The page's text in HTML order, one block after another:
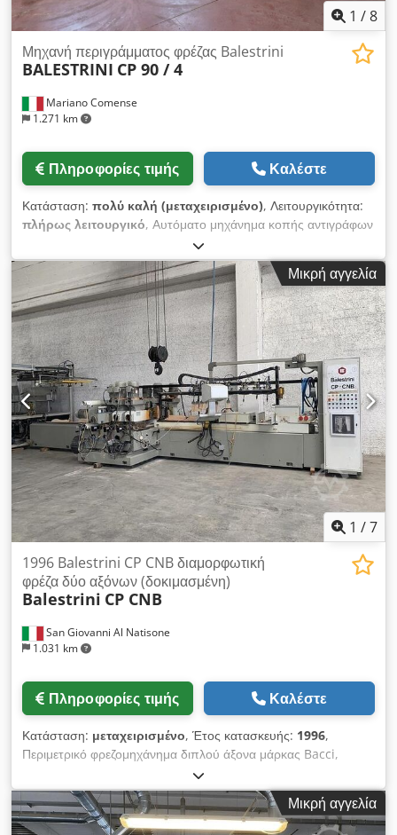
1 /8
Mariano Comense
1.271 km
Μηχανή περιγράμματος φρέζας Balestrini
BALESTRINI CP 90 / 4
Πληροφορίες τιμής Καλέστε
Κατάσταση: πολύ καλή (μεταχειρισμένο), Λειτουργικότητα:
πλήρως λειτουργικό, Αυτόματο μηχάνημα κοπής αντιγράφων
και λείανσης, μοντέλο BALESTRINI CP 90 - 4 Crsdpfxex A Hato
Ab Hof μεταχειρισμένο μηχάνημα κατάσταση λειτουργίας:
εξαιρετική Οδηγία CE: ΝΑΙ με καμπίνα προστασίας από
ατυχήματα όπως φαίνεται στη φωτογραφία Τεχνικά
χαρακτηριστικά: Το μηχάνημα αποτελείται από 4 λειτουργικές
ομάδες: 1+1 φρεζοκεφαλές. Ισχύς κινητήρα 10 HP η κάθε μία
1+1 φρεζοκεφαλές ή λειαντικές κεφαλές. Ισχύς κινητήρα 4,5 / 6
HP η κάθε μία (2 ταχύτητες) Μέγ. πλάτος εργασίας: 500 mm
Μέγ. ύψος εργασίας: 180 mm Μέγ. μήκος εργασίας: 2500 mm
Υδραυλικές αντλίες – κινητήρες: 5,5 HP Ρυθμιζόμενη ταχύτητα
προώθησης του υδραυλικού φορείου: 1–18 m/min. Ταχύτητα
επιστροφής του υδραυλικού φορείου: 75 m/min. τάση: 380/50
Μικρή αγγελία
1 /7
San Giovanni Al Natisone
1.031 km
1996 Balestrini CP CNB διαμορφωτική
φρέζα δύο αξόνων (δοκιμασμένη)
Balestrini CP CNB
Πληροφορίες τιμής Καλέστε
Κατάσταση: μεταχειρισμένο, Έτος κατασκευής: 1996,
Περιμετρικό φρεζομηχάνημα διπλού άξονα μάρκας Bacci,
μοντέλο CP CNB, με 4 δεξιές και 4 αριστερές ομάδες (2 για
φρέζαρισμα και 2 για λείανση). Crjdpforzgppsx Ab Hof
Μικρή αγγελία